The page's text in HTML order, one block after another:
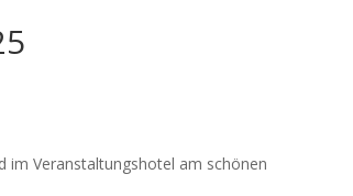
im Veranstaltungshotel am schönen